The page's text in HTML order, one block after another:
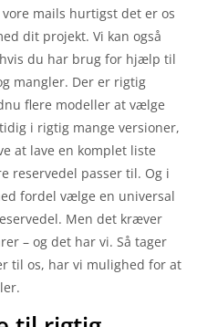
mails hurtigst det er os
dit projekt. Vi kan også
du har brug for hjælp til
mangler. Der er rigtig
flere modeller at vælge
i rigtig mange versioner,
at lave en komplet liste
reservedel passer til. Og i
fordel vælge en universal
Men det kræver
– og det har vi. Så tager
til os, har vi mulighed for at